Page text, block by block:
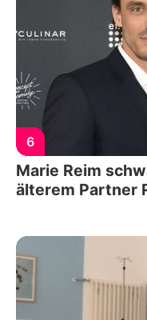
6
Marie Reim
älterem Partner